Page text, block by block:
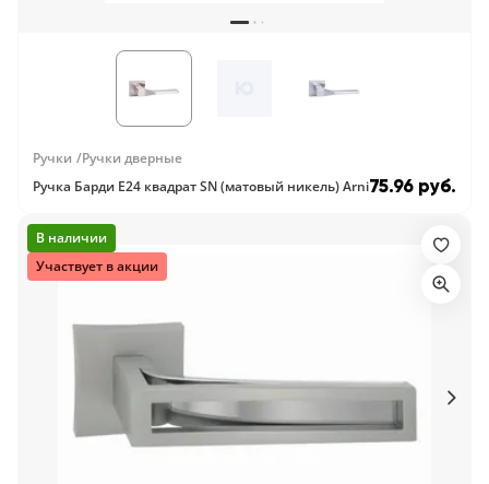
Ручки
Ручки дверные
Ручка Барди E24 квадрат SN (матовый никель) Arni75.96 руб.
В наличии
Участвует в акции